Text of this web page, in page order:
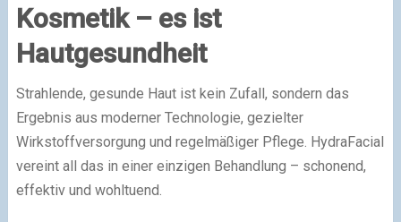
Kosmetik – es ist
Hautgesundheit
Strahlende, gesunde Haut ist kein Zufall, sondern das
Ergebnis aus moderner Technologie, gezielter
Wirkstoffversorgung und regelmäßiger Pflege. HydraFacial
vereint all das in einer einzigen Behandlung – schonend,
effektiv und wohltuend.